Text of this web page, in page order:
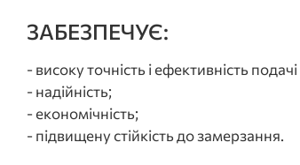
ЗАБЕЗПЕЧУЄ:
- високу точність і ефективність подачі
- надійність;
- економічність;
- підвищену стійкість до замерзання.